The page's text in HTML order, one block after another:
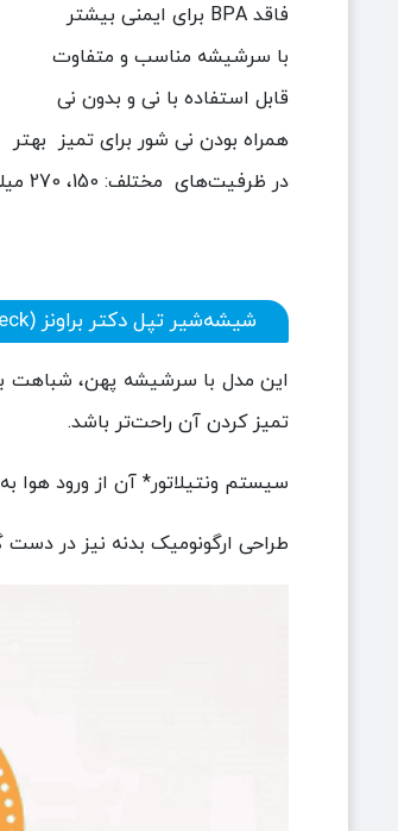
فاقد BPA برای ایمنی بیشتر
با سرشیشه مناسب و متفاوت
قابل استفاده با نی و بدون نی
همراه بودن نی شور برای تمیز بهتر
در ظرفیت‌های مختلف: 150، 270 میلی‌لیتر
شیشه‌شیر تپل دکتر براونز (Wide Neck)
این مدل با سرشیشه پهن، شباهت
تمیز کردن آن راحت‌تر باشد.
سیستم ونتیلاتور* آن از ورود
طراحی ارگونومیک بدنه نیز در